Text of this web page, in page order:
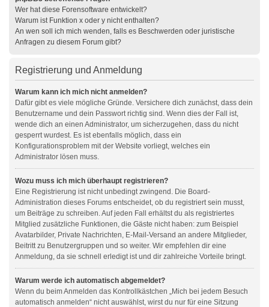
Wer hat diese Forensoftware entwickelt?
Warum ist Funktion x oder y nicht enthalten?
An wen soll ich mich wenden, falls es Beschwerden oder juristische
Anfragen zu diesem Forum gibt?
Registrierung und Anmeldung
Warum kann ich mich nicht anmelden?
Dafür gibt es viele mögliche Gründe. Versichere dich zunächst, dass dein
Benutzername und dein Passwort richtig sind. Wenn dies der Fall ist,
wende dich an einen Administrator, um sicherzugehen, dass du nicht
gesperrt wurdest. Es ist ebenfalls möglich, dass ein
Konfigurationsproblem mit der Website vorliegt, welches ein
Administrator lösen muss.
Wozu muss ich mich überhaupt registrieren?
Eine Registrierung ist nicht unbedingt zwingend. Die Board-
Administration dieses Forums entscheidet, ob du registriert sein musst,
um Beiträge zu schreiben. Auf jeden Fall erhältst du als registriertes
Mitglied zusätzliche Funktionen, die Gäste nicht haben: zum Beispiel
Avatarbilder, Private Nachrichten, E-Mail-Versand an andere Mitglieder,
Beitritt zu Benutzergruppen und so weiter. Wir empfehlen dir eine
Anmeldung, da sie schnell erledigt ist und dir zahlreiche Vorteile bringt.
Warum werde ich automatisch abgemeldet?
Wenn du beim Anmelden das Kontrollkästchen „Mich bei jedem Besuch
automatisch anmelden“ nicht auswählst, wirst du nur für eine Sitzung